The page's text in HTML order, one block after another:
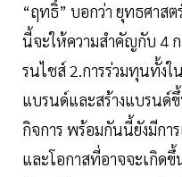
“ฤทธิ์” บอกว่า ยุทธศาส
นี้จะให้ความสำคัญกับ 4
รนไชส์ 2.การร่วมทุนทั้ง
แบรนด์และสร้างแบรนด์
กิจการ พร้อมกันนี้ยังมีกา
และโอกาสที่อาจจะเกิดขึ้